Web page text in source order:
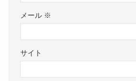
メール ※
サイト